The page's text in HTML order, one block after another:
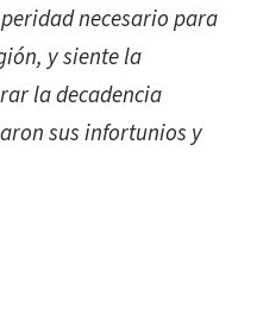
necesario para
y siente la
la decadencia
sus infortunios y